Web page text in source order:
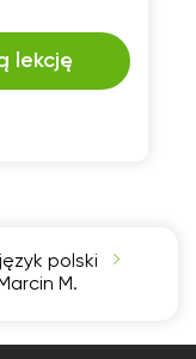
lekcję
polski
M.